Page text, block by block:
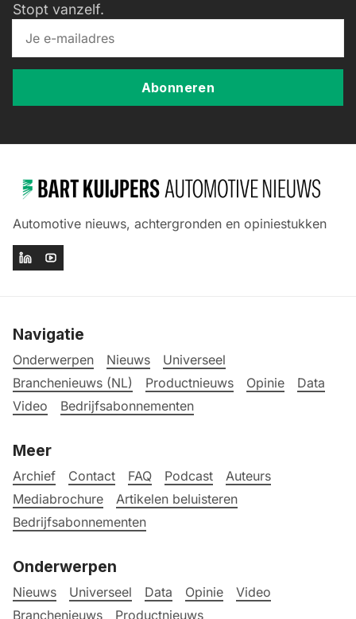
Stopt vanzelf.
Abonneren
Automotive nieuws, achtergronden en opiniestukken
Navigatie
Onderwerpen Nieuws
Universeel
Branchenieuws (NL)
Productnieuws Opinie
Data
Video
Bedrijfsabonnementen
Meer
Archief Contact FAQ Podcast
Auteurs
Mediabrochure
Artikelen beluisteren
Bedrijfsabonnementen
Onderwerpen
Nieuws Universeel Data Opinie
Video
Branchenieuws
Productnieuws